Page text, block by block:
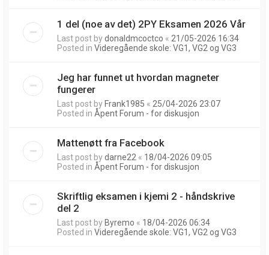
1 del (noe av det) 2PY Eksamen 2026 Vår
Last post bydonaldmcoctco « 21/05-2026 16:34
Posted in Videregående skole: VG1, VG2 og VG3
Jeg har funnet ut hvordan magneter
fungerer
Last post by Frank1985 « 25/04-2026 23:07
Posted in Åpent Forum - for diskusjon
Mattenøtt fra Facebook
Last post bydarne22 « 18/04-2026 09:05
Posted in Åpent Forum - for diskusjon
Skriftlig eksamen i kjemi 2 - håndskrive
del 2
Last post by Byremo « 18/04-2026 06:34
Posted in Videregående skole: VG1, VG2 og VG3